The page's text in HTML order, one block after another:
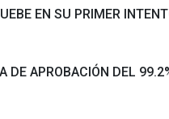
Manejo
Examen Manejo
Manejo
Manejo
EN SU PRIMER
DE APROBACIÓN DEL